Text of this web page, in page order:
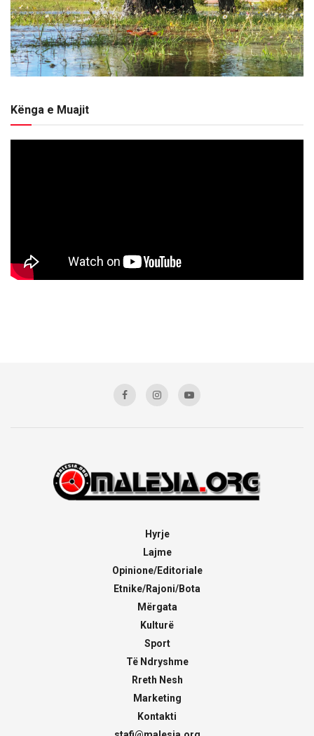
Kënga e Muajit
Hyrje
Lajme
Opinione/Editoriale
Etnike/Rajoni/Bota
Mërgata
Kulturë
Sport
Të Ndryshme
Rreth Nesh
Marketing
Kontakti